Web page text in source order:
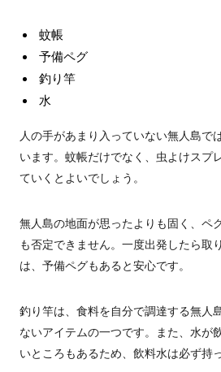
蚊帳
予備ペグ
釣り竿
水
人の手があまり入っていない無人島で
います。蚊帳だけでなく、虫よけスプ
ていくとよいでしょう。
無人島の地面が思ったよりも固く、ペ
も否定できません。一度出発したら取
は、予備ペグもあると安心です。
釣り竿は、食料を自分で調達する無人
ないアイテムの一つです。また、水が
いところもあるため、飲料水は必ず持